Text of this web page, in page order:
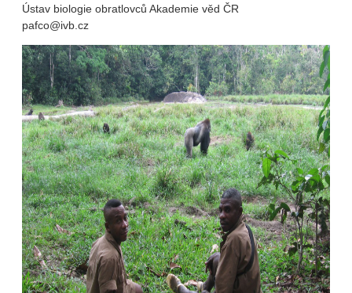
Ústav biologie obratlovců Akademie věd ČR
pafco@ivb.cz